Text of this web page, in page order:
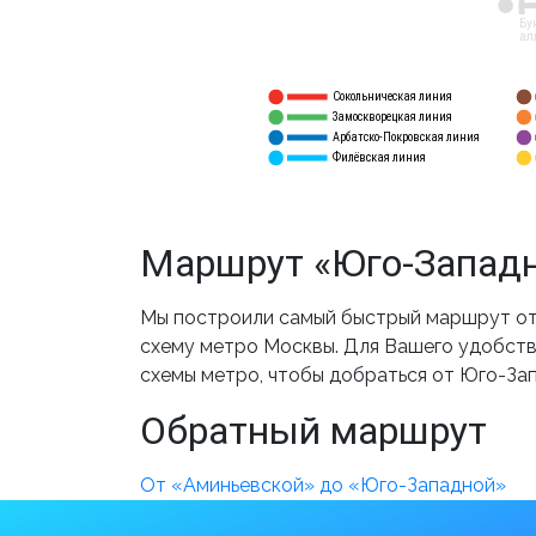
Сокольническая линия
Замоскворецкая линия
Арбатско-Покровская линия
Филёвская линия
Маршрут «Юго-
Мы построили самый быстрый маршрут
схему метро Москвы. Для Вашего
схемы метро, чтобы добраться от Юго-
Обратный маршрут
От «Аминьевской» до «Юго-Западной»